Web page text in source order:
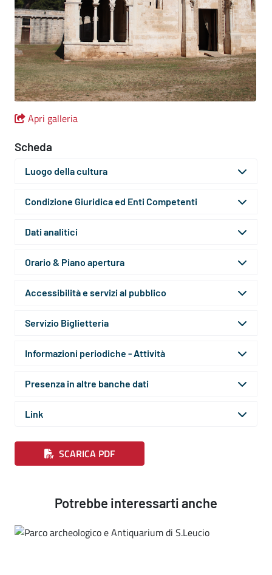
Apri galleria
Scheda
Luogo della cultura
Condizione Giuridica ed Enti Competenti
Dati analitici
Orario & Piano apertura
Accessibilità e servizi al pubblico
Servizio Biglietteria
Informazioni periodiche - Attività
Presenza in altre banche dati
Link
SCARICA PDF
Potrebbe interessarti anche